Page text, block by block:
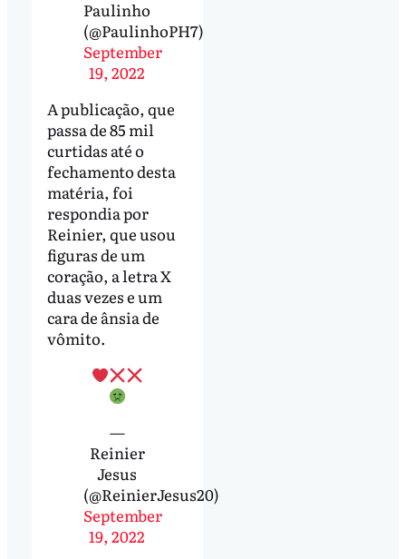
Paulinho
(@PaulinhoPH7)
September
19, 2022
A publicação, que
passa de 85 mil
curtidas até o
fechamento desta
matéria, foi
respondia por
Reinier, que usou
figuras de um
coração, a letra X
duas vezes e um
cara de ânsia de
vômito.
—
Reinier
Jesus
(@ReinierJesus20)
September
19, 2022